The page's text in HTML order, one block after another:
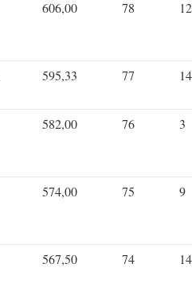
606,00 78 12
595,33 77 14
582,00 76 3
574,00 75 9
567,50 74 14